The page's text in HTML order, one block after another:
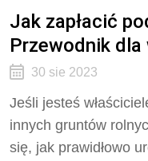
Jak zapłacić
Przewodnik
30 sie 2023
Jeśli jesteś
innych gruntów
się, jak prawidłowo